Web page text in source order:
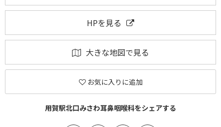
HPを見る
大きな地図で見る
お気に入りに追加
用賀駅北口みさわ耳鼻咽喉科をシェアする